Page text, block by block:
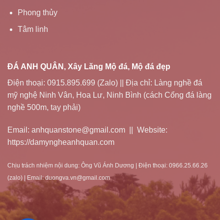
Phong thủy
Tâm linh
ĐÁ ANH QUÂN, Xây Lăng Mộ đá, Mộ đá đẹp
Điện thoại: 0915.895.699 (Zalo) || Địa chỉ: Làng nghề đá
mỹ nghệ Ninh Vân, Hoa Lư, Ninh Bình (cách Cổng đá làng
nghề 500m, tay phải)
Email: anhquanstone@gmail.com || Website:
https://damyngheanhquan.com
Chịu trách nhiệm nội dung: Ông Vũ Ánh Dương | Điện thoại: 0966.25.66.26
(zalo) | Email: duongva.vn@gmail.com